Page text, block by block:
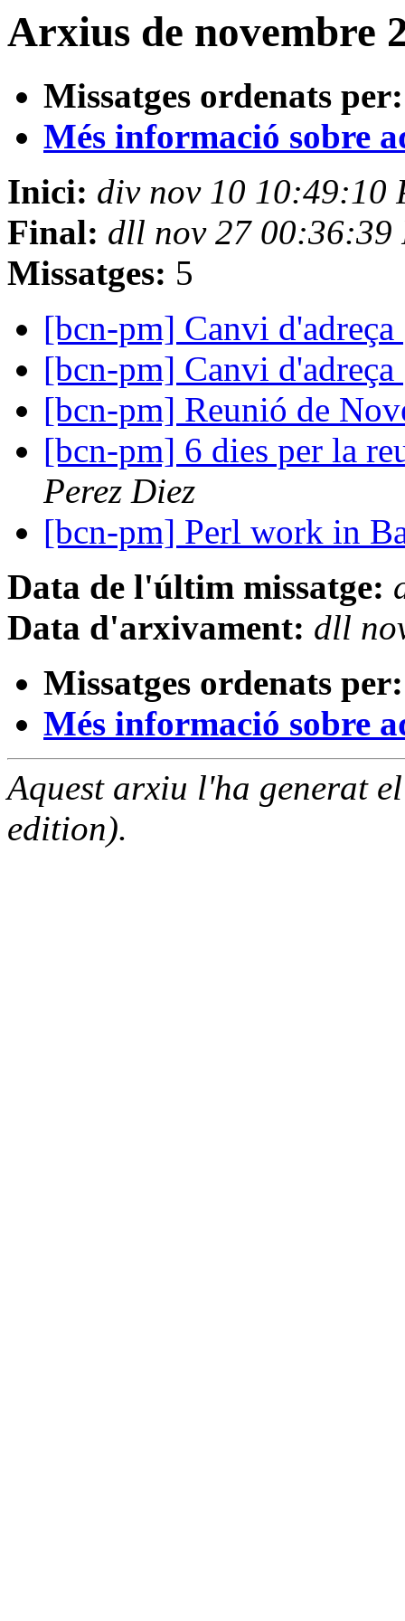
Arxius de novembre
Missatges ordenats per:
Més informació sobre
Inici: div nov 10 10:49:10
Final: dll nov 27 00:36:39
Missatges: 5
[bcn-pm] Canvi d'adreça
[bcn-pm] Canvi d'adreça
[bcn-pm] Reunió de
[bcn-pm] 6 dies per la
Perez Diez
[bcn-pm] Perl work in
Data de l'últim missatge:
Data d'arxivament: dll
Missatges ordenats per:
Més informació sobre
Aquest arxiu l'ha generat
edition).